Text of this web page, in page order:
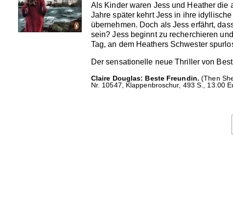
Als Kinder waren Jess und Heather die
Jahre später kehrt Jess in ihre
übernehmen. Doch als Jess erfährt,
sein? Jess beginnt zu recherchieren
Tag, an dem Heathers Schwester
Der sensationelle neue Thriller von
Claire Douglas: Beste Freundin. (Then
Nr. 10547, Klappenbroschur, 493 S., 13.00